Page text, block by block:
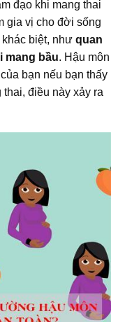
đạo khi mang thai
gia vị cho đời sống
biệt, như quan
mang bầu. Hậu môn
bạn nếu bạn thấy
điều này xảy ra